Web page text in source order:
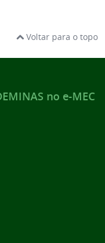
Voltar para o topo
no e-MEC